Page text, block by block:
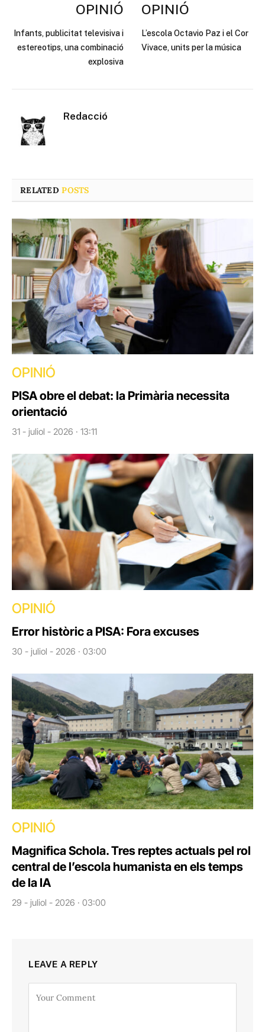
OPINIÓ
Infants, publicitat televisiva i
estereotips, una combinació
explosiva
OPINIÓ
L’escola Octavio Paz i el Cor
Vivace, units per la música
Redacció
RELATEDPOSTS
OPINIÓ
PISA obre el debat: la Primària necessita
orientació
31 - juliol - 2026 · 13:11
OPINIÓ
Error històric a PISA: Fora excuses
30 - juliol - 2026 · 03:00
OPINIÓ
Magnifica Schola. Tres reptes actuals pel rol
central de l’escola humanista en els temps
de la IA
29 - juliol - 2026 · 03:00
LEAVE A REPLY